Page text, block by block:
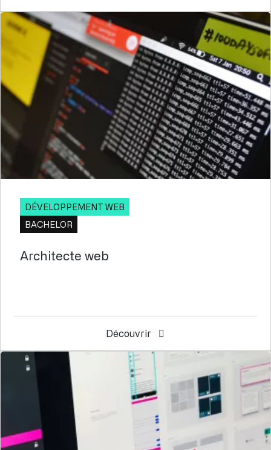
DÉVELOPPEMENT WEB
BACHELOR
Architecte web
Découvrir